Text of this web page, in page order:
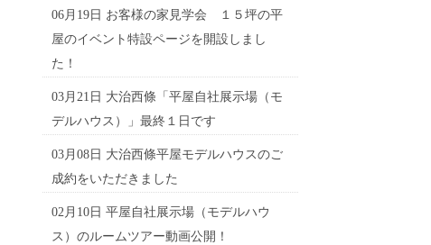
06月19日 お客様の家見学会 １５坪の平
屋のイベント特設ページを開設しまし
た！
03月21日 大治西條「平屋自社展示場（モ
デルハウス）」最終１日です
03月08日 大治西條平屋モデルハウスのご
成約をいただきました
02月10日 平屋自社展示場（モデルハウ
ス）のルームツアー動画公開！